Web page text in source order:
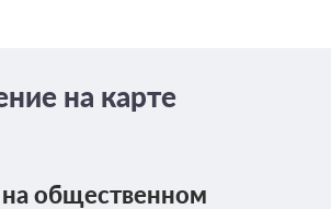
на карте
общественном